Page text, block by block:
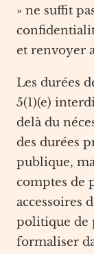
» ne suffit
et renvoyer
Les durées
5(1)(e)
delà du
des durées
publique,
comptes de
accessoires
politique de
formaliser